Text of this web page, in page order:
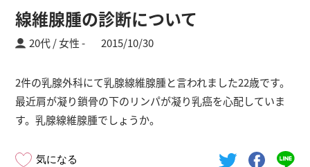
線維腺腫の診断について
20代 / 女性 2015/10/30
2件の乳腺外科にて乳腺線維腺腫と言われました22歳です。
最近肩が凝り鎖骨の下のリンパが凝り乳癌を心配していま
す。乳腺線維腺腫でしょうか。
気になる